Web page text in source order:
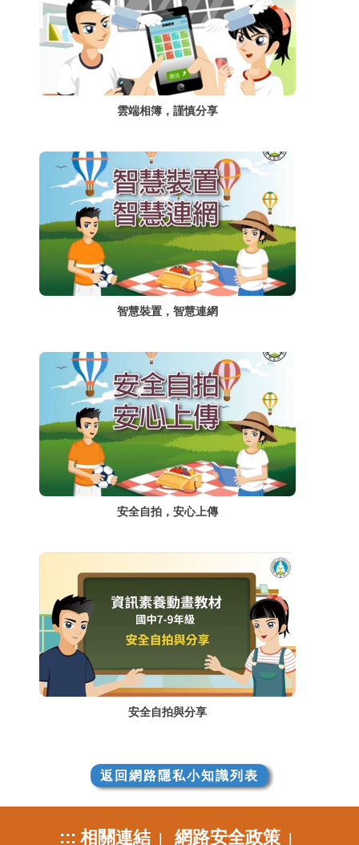
雲端相簿，謹慎分享
智慧裝置，智慧連網
安全自拍，安心上傳
安全自拍與分享
返回網路隱私小知識列表
::: 相關連結| 網路安全政策|